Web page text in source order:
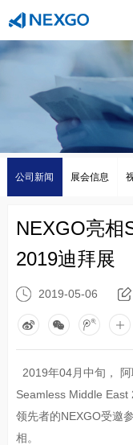
公司新闻 展会信息
NEXGO亮相
2019迪拜展
2019-05-06
2019年04月中旬，
Seamless Middle East
领先者的NEXGO受邀
相。